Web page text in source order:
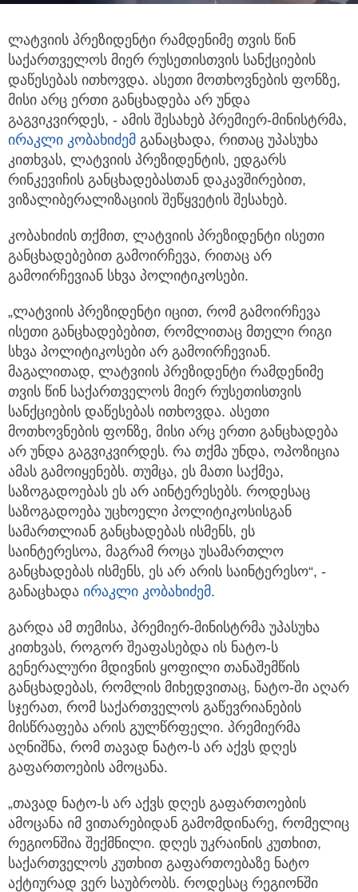
ლატვიის პრეზიდენტი რამდენიმე თვის წინ
საქართველოს მიერ რუსეთისთვის სანქციების
დაწესებას ითხოვდა. ასეთი მოთხოვნების ფონზე,
მისი არც ერთი განცხადება არ უნდა
გაგვიკვირდეს, - ამის შესახებ პრემიერ-მინისტრმა,
ირაკლი კობახიძემ განაცხადა, რითაც უპასუხა
კითხვას, ლატვიის პრეზიდენტის, ედგარს
რინკევიჩის განცხადებასთან დაკავშირებით,
ვიზალიბერალიზაციის შეწყვეტის შესახებ.
კობახიძის თქმით, ლატვიის პრეზიდენტი ისეთი
განცხადებებით გამოირჩევა, რითაც არ
გამოირჩევიან სხვა პოლიტიკოსები.
„ლატვიის პრეზიდენტი იცით, რომ გამოირჩევა
ისეთი განცხადებებით, რომლითაც მთელი რიგი
სხვა პოლიტიკოსები არ გამოირჩევიან.
მაგალითად, ლატვიის პრეზიდენტი რამდენიმე
თვის წინ საქართველოს მიერ რუსეთისთვის
სანქციების დაწესებას ითხოვდა. ასეთი
მოთხოვნების ფონზე, მისი არც ერთი განცხადება
არ უნდა გაგვიკვირდეს. რა თქმა უნდა, ოპოზიცია
ამას გამოიყენებს. თუმცა, ეს მათი საქმეა,
საზოგადოებას ეს არ აინტერესებს. როდესაც
საზოგადოება უცხოელი პოლიტიკოსისგან
სამართლიან განცხადებას ისმენს, ეს
საინტერესოა, მაგრამ როცა უსამართლო
განცხადებას ისმენს, ეს არ არის საინტერესო“, -
განაცხადა ირაკლი კობახიძემ.
გარდა ამ თემისა, პრემიერ-მინისტრმა უპასუხა
კითხვას, როგორ შეაფასებდა ის ნატო-ს
გენერალური მდივნის ყოფილი თანაშემწის
განცხადებას, რომლის მიხედვითაც, ნატო-ში აღარ
სჯერათ, რომ საქართველოს გაწევრიანების
მისწრაფება არის გულწრფელი. პრემიერმა
აღნიშნა, რომ თავად ნატო-ს არ აქვს დღეს
გაფართოების ამოცანა.
„თავად ნატო-ს არ აქვს დღეს გაფართოების
ამოცანა იმ ვითარებიდან გამომდინარე, რომელიც
რეგიონშია შექმნილი. დღეს უკრაინის კუთხით,
საქართველოს კუთხით გაფართოებაზე ნატო
აქტიურად ვერ საუბრობს. როდესაც რეგიონში